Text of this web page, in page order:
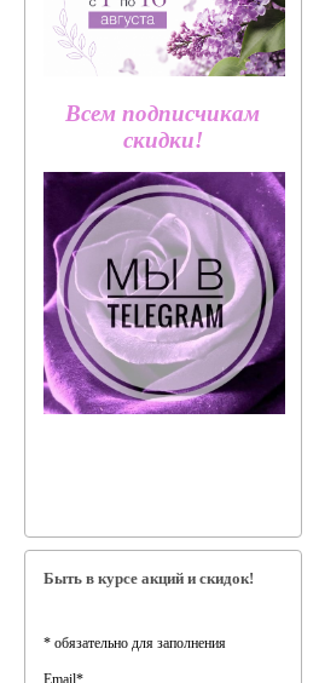
Всем подписчикам
скидки!
Быть в курсе акций и скидок!
* обязательно для заполнения
Email*